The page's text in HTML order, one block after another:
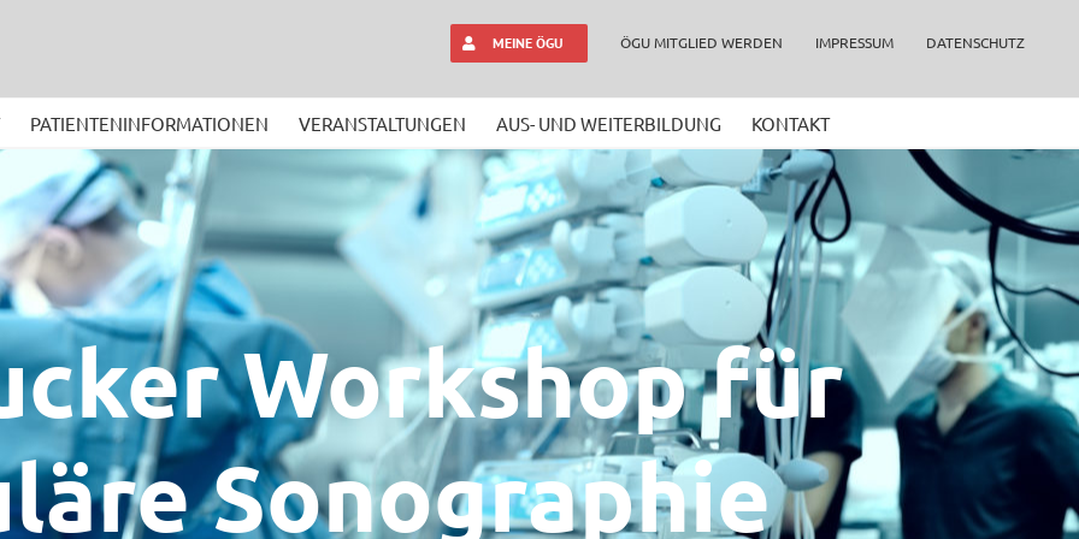
MEINE ÖGU ÖGU MITGLIED WERDEN IMPRESSUM DATENSCHUTZ
PATIENTENINFORMATIONEN VERANSTALTUNGEN AUS- UND WEITERBILDUNG KONTAKT
Workshop für
Sonographie